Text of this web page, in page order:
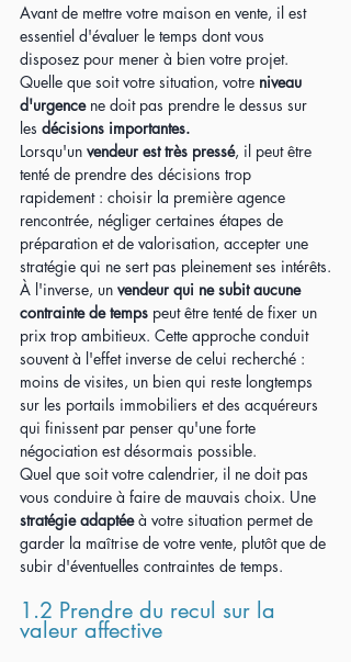
Avant de mettre votre maison en vente, il est
essentiel d'évaluer le temps dont vous
disposez pour mener à bien votre projet.
Quelle que soit votre situation, votre niveau
d'urgence ne doit pas prendre le dessus sur
les décisions importantes.
Lorsqu'un vendeur est très pressé, il peut être
tenté de prendre des décisions trop
rapidement : choisir la première agence
rencontrée, négliger certaines étapes de
préparation et de valorisation, accepter une
stratégie qui ne sert pas pleinement ses intérêts.
À l'inverse, un vendeur qui ne subit aucune
contrainte de temps peut être tenté de fixer un
prix trop ambitieux. Cette approche conduit
souvent à l'effet inverse de celui recherché :
moins de visites, un bien qui reste longtemps
sur les portails immobiliers et des acquéreurs
qui finissent par penser qu'une forte
négociation est désormais possible.
Quel que soit votre calendrier, il ne doit pas
vous conduire à faire de mauvais choix. Une
stratégie adaptée à votre situation permet de
garder la maîtrise de votre vente, plutôt que de
subir d'éventuelles contraintes de temps.
1.2 Prendre du recul sur la
valeur affective